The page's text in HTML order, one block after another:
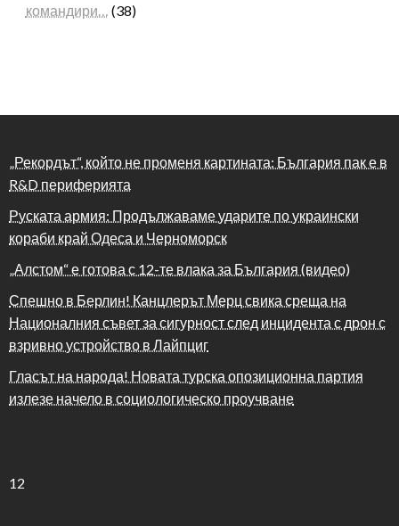
командири… (38)
„Рекордът“, който не променя картината: България пак е в
R&D периферията
Руската армия: Продължаваме ударите по украински
кораби край Одеса и Черноморск
„Алстом“ е готова с 12-те влака за България (видео)
Спешно в Берлин! Канцлерът Мерц свика среща на
Националния съвет за сигурност след инцидента с дрон с
взривно устройство в Лайпциг
Гласът на народа! Новата турска опозиционна партия
излезе начело в социологическо проучване
12